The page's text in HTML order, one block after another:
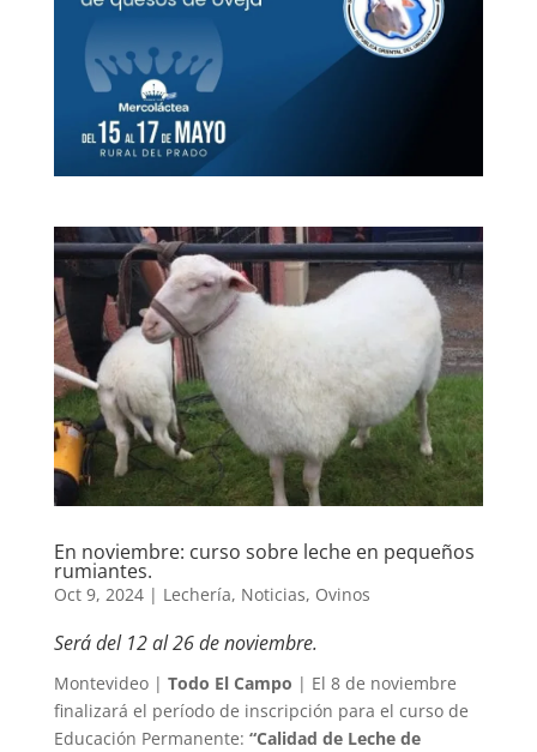
En noviembre: curso sobre leche en pequeños
rumiantes.
Oct 9, 2024| Lechería, Noticias, Ovinos
Será del 12 al 26 de noviembre.
Montevideo | Todo El Campo | El 8 de noviembre
finalizará el período de inscripción para el curso de
Educación Permanente: “Calidad de Leche de